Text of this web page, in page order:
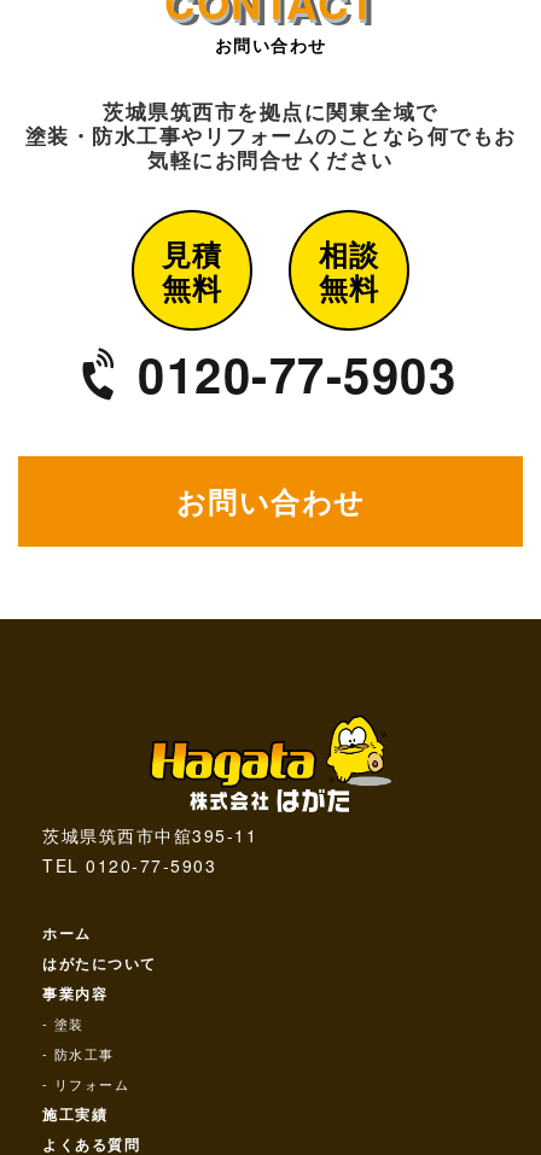
お問い合わせ
茨城県筑西市を拠点に関東全域で
塗装・防水工事や リフォームのことなら何でもお
気軽にお問合せください
見積
無料
相談
無料
0120-77-5903
お問い合わせ
茨城県筑西市中舘395-11
TEL 0120-77-5903
ホーム
はがたについて
事業内容
塗装
防水工事
リフォーム
施工実績
よくある質問